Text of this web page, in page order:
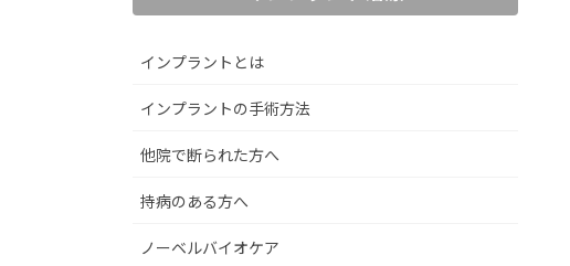
インプラントとは
インプラントの手術方法
他院で断られた方へ
持病のある方へ
ノーベルバイオケア